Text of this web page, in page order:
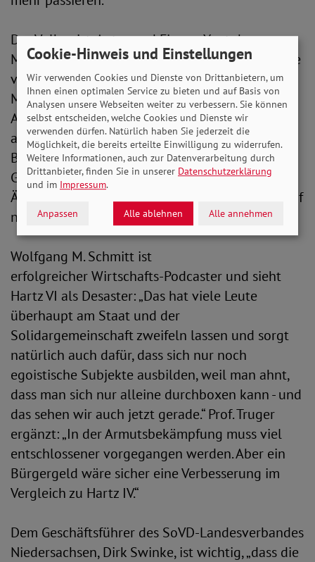
Der Volkswirt, Autor und Finanz-Youtuber
Maurice Höfgen kritisiert: „Die Rentner haben sie
vergessen, Studenten gucken in die Röhre,
Minijobber gucken in die Röhre. Das geht nicht.
Aus meiner Sicht sollte man auch hingehen und
auch den Preisanstieg stoppen, indem man zum
Beispiel die Mehrwertsteuer auf
Grundnahrungsmittel - das ist jetzt nach einer
Änderung auf EU-Ebene möglich - von sieben auf
null Prozent senken.“
Wolfgang M. Schmitt ist
erfolgreicher Wirtschafts-Podcaster und sieht
Hartz VI als Desaster: „Das hat viele Leute
überhaupt am Staat und der
Solidargemeinschaft zweifeln lassen und sorgt
natürlich auch dafür, dass sich nur noch
egoistische Subjekte ausbilden, weil man ahnt,
dass man sich nur alleine durchboxen kann - und
das sehen wir auch jetzt gerade.“ Prof. Truger
ergänzt: „In der Armutsbekämpfung muss viel
entschlossener vorgegangen werden. Aber ein
Bürgergeld wäre sicher eine Verbesserung im
Vergleich zu Hartz IV.“
Dem Geschäftsführer des SoVD-Landesverbandes
Niedersachsen, Dirk Swinke, ist wichtig, „dass die
Cookie-Hinweis und Einstellungen
Wir verwenden Cookies und Dienste von Drittanbietern, um
Ihnen einen optimalen Service zu bieten und auf Basis von
Analysen unsere Webseiten weiter zu verbessern. Sie können
selbst entscheiden, welche Cookies und Dienste wir
verwenden dürfen. Natürlich haben Sie jederzeit die
Möglichkeit, die bereits erteilte Einwilligung zu widerrufen.
Weitere Informationen, auch zur Datenverarbeitung durch
Drittanbieter, finden Sie in unserer Datenschutzerklärung
und im Impressum.
Anpassen Alle ablehnen Alle annehmen